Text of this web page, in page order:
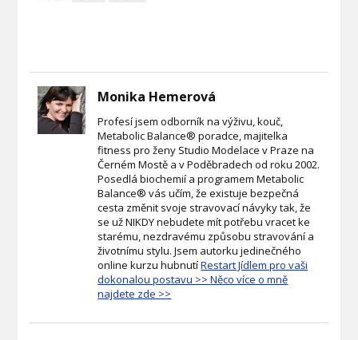
Monika Hemerová
Profesí jsem odborník na výživu, kouč,
Metabolic Balance® poradce, majitelka
fitness pro ženy Studio Modelace v Praze na
Černém Mostě a v Poděbradech od roku 2002.
Posedlá biochemií a programem Metabolic
Balance® vás učím, že existuje bezpečná
cesta změnit svoje stravovací návyky tak, že
se už NIKDY nebudete mít potřebu vracet ke
starému, nezdravému způsobu stravování a
životnímu stylu. Jsem autorku jedinečného
online kurzu hubnutíRestart Jídlem pro vaši
dokonalou postavu >>Něco více o mně
najdete zde >>